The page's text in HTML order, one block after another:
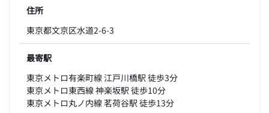
住所
東京都文京区水道2-6-3
最寄駅
東京メトロ有楽町線 江戸川橋駅 徒歩3分
東京メトロ東西線 神楽坂駅 徒歩10分
東京メトロ丸ノ内線 茗荷谷駅 徒歩13分